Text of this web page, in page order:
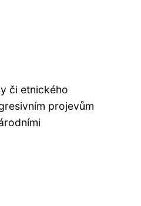
či etnického
projevům